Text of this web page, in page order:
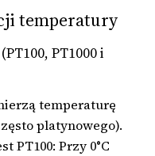
temperatury
PT1000 i
temperaturę
platynowego).
PT100: Przy 0°C